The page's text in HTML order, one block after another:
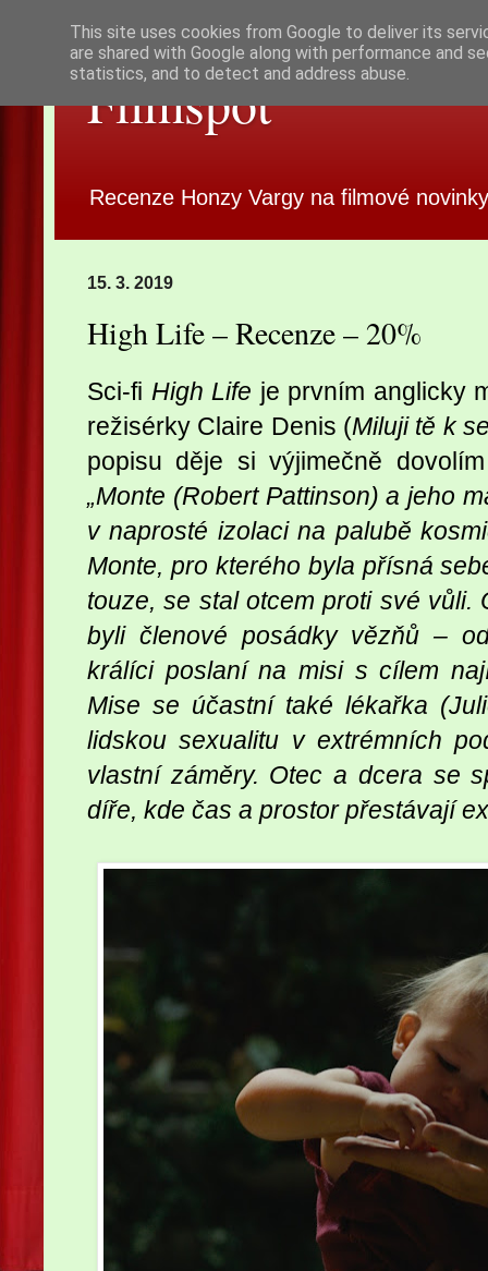
Filmspot
Recenze Honzy Vargy na filmové
15. 3. 2019
High Life – Recenze – 20%
Sci-fi High Life je prvním anglicky
režisérky Claire Denis (Miluji tě k
popisu děje si výjimečně
„Monte (Robert Pattinson) a jeho
v naprosté izolaci na palubě
Monte, pro kterého byla přísná
touze, se stal otcem proti své vůli.
byli členové posádky vězňů –
králíci poslaní na misi s cílem
Mise se účastní také lékařka
lidskou sexualitu v extrémních
vlastní záměry. Otec a dcera se
díře, kde čas a prostor přestávají
This site uses cookies from Google to deliver its
are shared with Google along with performance and
statistics, and to detect and address abuse.